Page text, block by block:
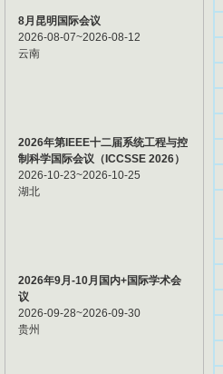
8月昆明国际会议
2026-08-07~2026-08-12
云南
2026年第IEEE十二届系统工程与控
制科学国际会议（ICCSSE 2026）
2026-10-23~2026-10-25
湖北
2026年9月-10月国内+国际学术会
议
2026-09-28~2026-09-30
贵州